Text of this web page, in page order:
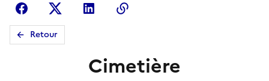
FacebookX (anciennement Twitter)
Linkedin
Retour
Cimetière